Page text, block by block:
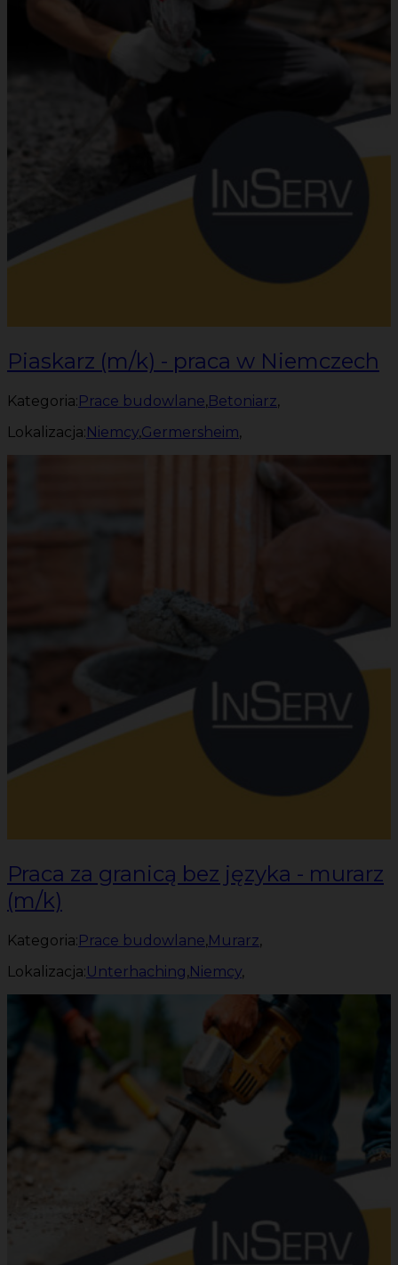
Piaskarz (m/k) - praca w Niemczech
Kategoria: Prace budowlane,Betoniarz,
Lokalizacja: Niemcy,Germersheim,
Praca za granicą bez języka - murarz
(m/k)
Kategoria:Prace budowlane,Murarz,
Lokalizacja:Unterhaching,Niemcy,